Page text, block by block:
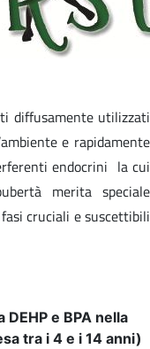
diffusamente utilizzati
e rapidamente
endocrini la cui
merita speciale
cruciali e suscettibili
e BPA nella
tra i 4 e i 14 anni)